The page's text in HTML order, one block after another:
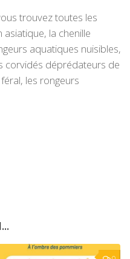
trouvez toutes les
la chenille
aquatiques nuisibles,
corvidés déprédateurs de
les rongeurs